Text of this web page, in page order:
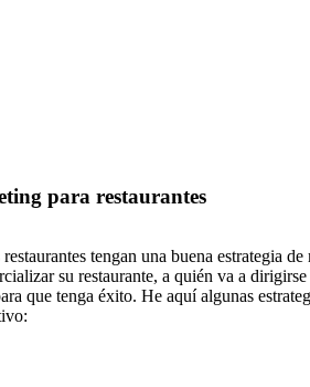
para restaurantes
tengan una buena estrategia
su restaurante, a quién va a
que tenga éxito. He aquí algunas